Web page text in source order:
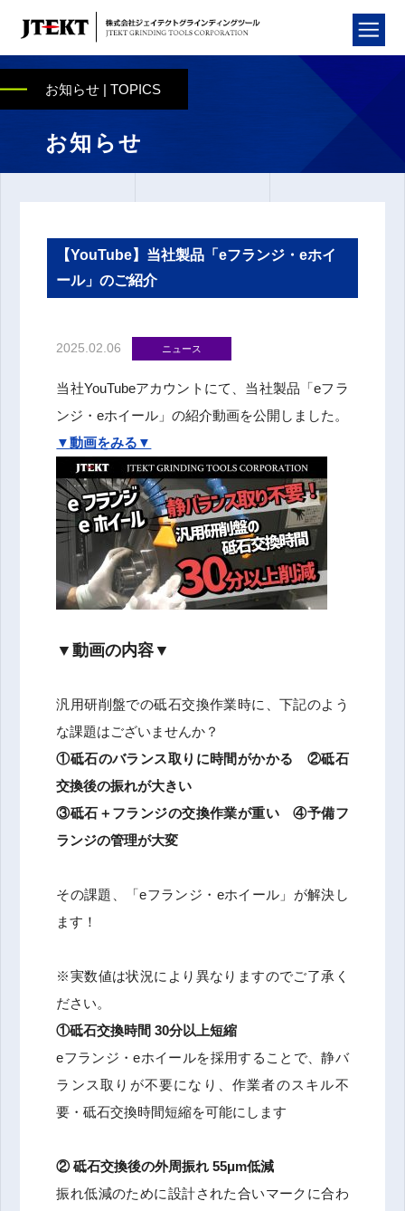
お知らせ | TOPICS
お知らせ
【YouTube】当社製品「eフランジ・eホイ
ール」のご紹介
2025.02.06 ニュース
当社YouTubeアカウントにて、当社製品「eフラ
ンジ・eホイール」の紹介動画を公開しました。
▼動画をみる▼
▼動画の内容▼
汎用研削盤での砥石交換作業時に、下記のよう
な課題はございませんか？
①砥石のバランス取りに時間がかかる ②砥石
交換後の振れが大きい
③砥石＋フランジの交換作業が重い④予備フ
ランジの管理が大変
その課題、「eフランジ・eホイール」が解決し
ます！
※実数値は状況により異なりますのでご了承く
ださい。
①砥石交換時間 30分以上短縮
eフランジ・eホイールを採用することで、静バ
ランス取りが不要になり、作業者のスキル不
要・砥石交換時間短縮を可能にします
②砥石交換後の外周振れ 55μm低減
振れ低減のために設計された合いマークに合わ